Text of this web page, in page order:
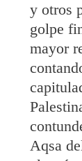
y otros
golpe
mayor
Aqsa